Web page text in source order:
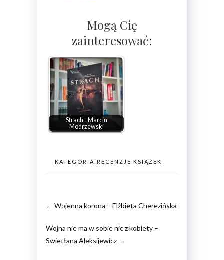
Mogą Cię
zainteresować:
Strach - Marcin
Modrzewski
KATEGORIA: RECENZJE KSIĄŻEK
← Wojenna korona – Elżbieta Cherezińska
Wojna nie ma w sobie nic z kobiety –
Swietłana Aleksijewicz →